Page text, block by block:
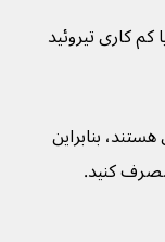
یا کم کاری تیروئید
بنابراین
کنید.